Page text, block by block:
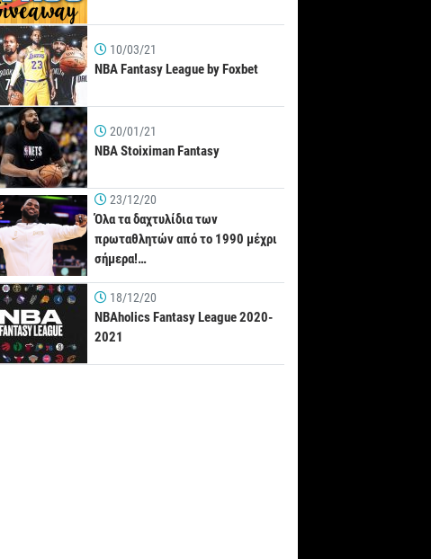
10/03/21
NBA Fantasy League by Foxbet
20/01/21
NBA Stoiximan Fantasy
23/12/20
Όλα τα δαχτυλίδια των
πρωταθλητών από το 1990 μέχρι
σήμερα!…
18/12/20
NBAholics Fantasy League 2020-
2021